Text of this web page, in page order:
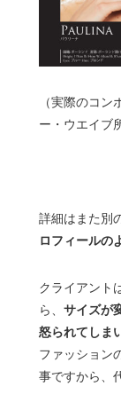
（実際のコ
ー・ウエイブ
詳細はまた別
ロフィールの
クライアント
ら、 サイズが
怒られてしま
ファッション
事ですから、